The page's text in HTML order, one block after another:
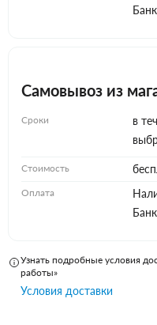
Самовывоз из
Сроки
в
Стоимость
Оплата
Узнать подробные условия
работы»
Условия доставки